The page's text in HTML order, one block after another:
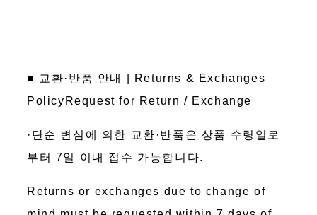
■ 교환·반품 안내 | Returns & Exchanges
PolicyRequest for Return / Exchange
·단순 변심에 의한 교환·반품은 상품 수령일로
부터 7일 이내 접수 가능합니다.
Returns or exchanges due to change of